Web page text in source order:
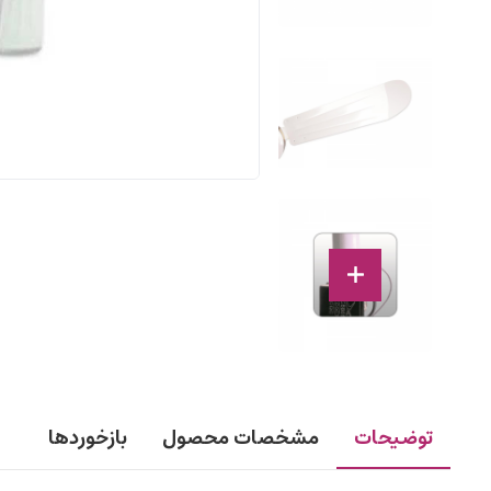
توضیحات مشخصات محصول بازخوردها